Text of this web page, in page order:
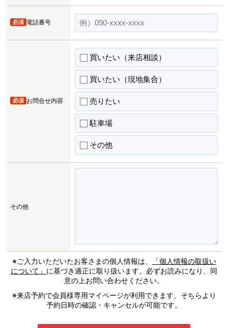
電話番号
必須
お問合せ内容
必須
買いたい（来店相談）
買いたい（現地集合）
売りたい
駐車場
その他
その他
※ご入力いただいたお客さまの個人情報は、
「個人情報の取扱い
について」 に基づき適正に取り扱います。必ずお読みになり、同
意の上お問い合わせください。
※来店予約で会員様専用マイページが利用できます。そちらより
予約日時の確認・キャンセルが可能です。